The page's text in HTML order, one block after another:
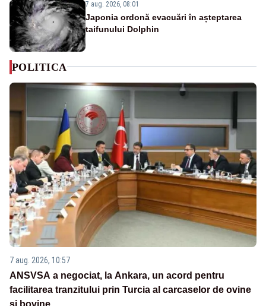
7 aug. 2026, 08:01
Japonia ordonă evacuări în așteptarea
taifunului Dolphin
POLITICA
7 aug. 2026, 10:57
ANSVSA a negociat, la Ankara, un acord pentru
facilitarea tranzitului prin Turcia al carcaselor de ovine